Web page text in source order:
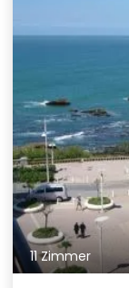
11 Zimmer